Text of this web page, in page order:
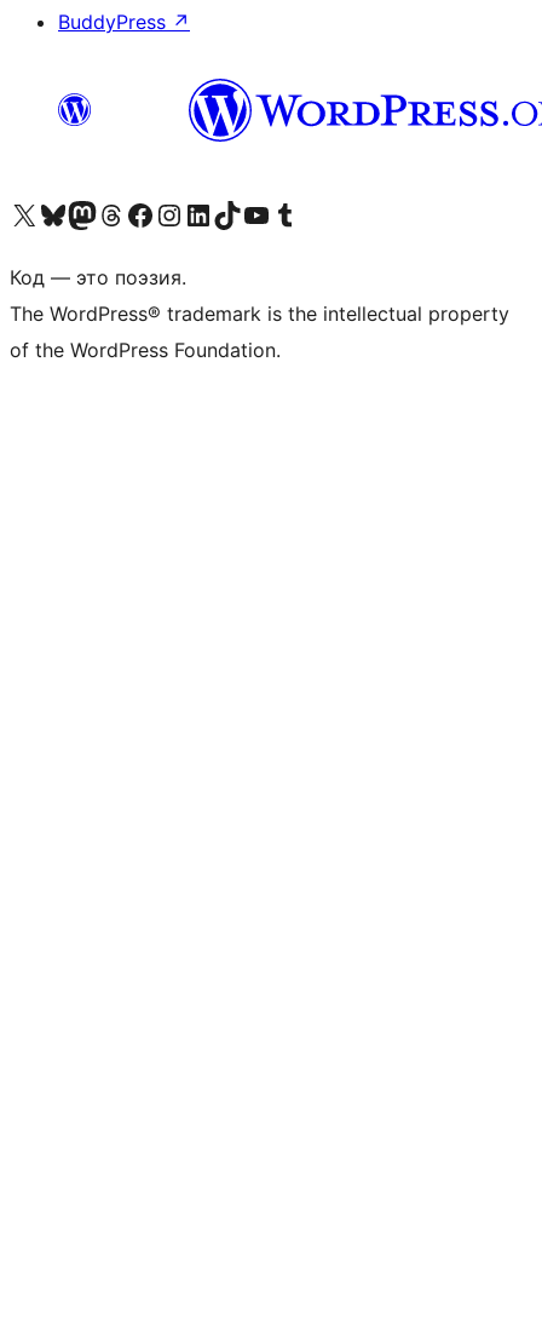
BuddyPress ↗
Посетите нас в X (ранее Twitter)
Посетите нашу учётную запись в Bluesky
Посетите нашу ленту в Mastodon
Посетите нашу учётную запись в Threads
Посетите нашу страницу на Facebook
Посетите наш Instagram
Посетите нашу страницу в LinkedIn
Посетите нашу учётную запись в TikTok
Посетите наш канал YouTube
Посетите нашу учётную запись в Tumblr
Код — это поэзия.
The WordPress® trademark is the intellectual property
of the WordPress Foundation.